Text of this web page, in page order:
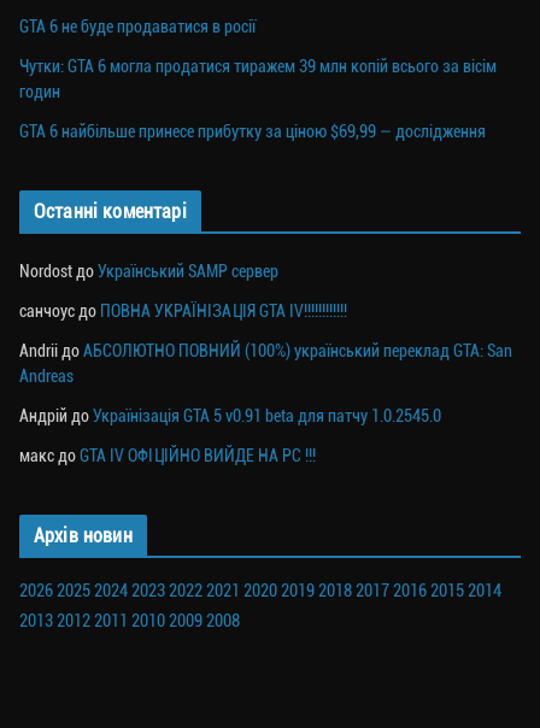
GTA 6 не буде продаватися в росії
Чутки: GTA 6 могла продатися тиражем 39 млн копій всього за вісім
годин
GTA 6 найбільше принесе прибутку за ціною $69,99 — дослідження
Останні коментарі
NordostдоУкраїнський SAMP сервер
санчоусдо ПОВНА УКРАЇНІЗАЦІЯ GTA IV!!!!!!!!!!!!
AndriiдоАБСОЛЮТНО ПОВНИЙ (100%) український переклад GTA: San
Andreas
Андрій доУкраїнізація GTA 5 v0.91 beta для патчу 1.0.2545.0
максдоGTA IV ОФІЦІЙНО ВИЙДЕ НА PC !!!
Архів новин
202620252024202320222021 2020201920182017201620152014
201320122011 201020092008